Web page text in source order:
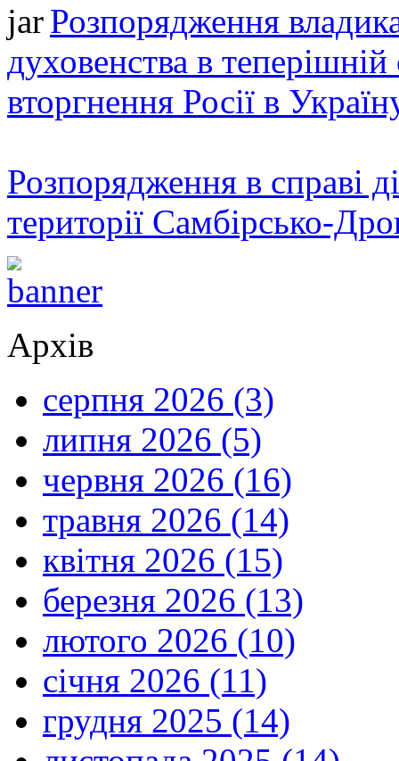
Розпорядження
духовенства в теперішній
вторгнення Росії в
Розпорядження в справі
території Самбірсько-
Архів
серпня 2026 (3)
липня 2026 (5)
червня 2026 (16)
травня 2026 (14)
квітня 2026 (15)
березня 2026 (13)
лютого 2026 (10)
січня 2026 (11)
грудня 2025 (14)